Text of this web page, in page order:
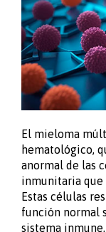
El mieloma
hematológico,
anormal de las
inmunitaria que
Estas células
función normal
sistema